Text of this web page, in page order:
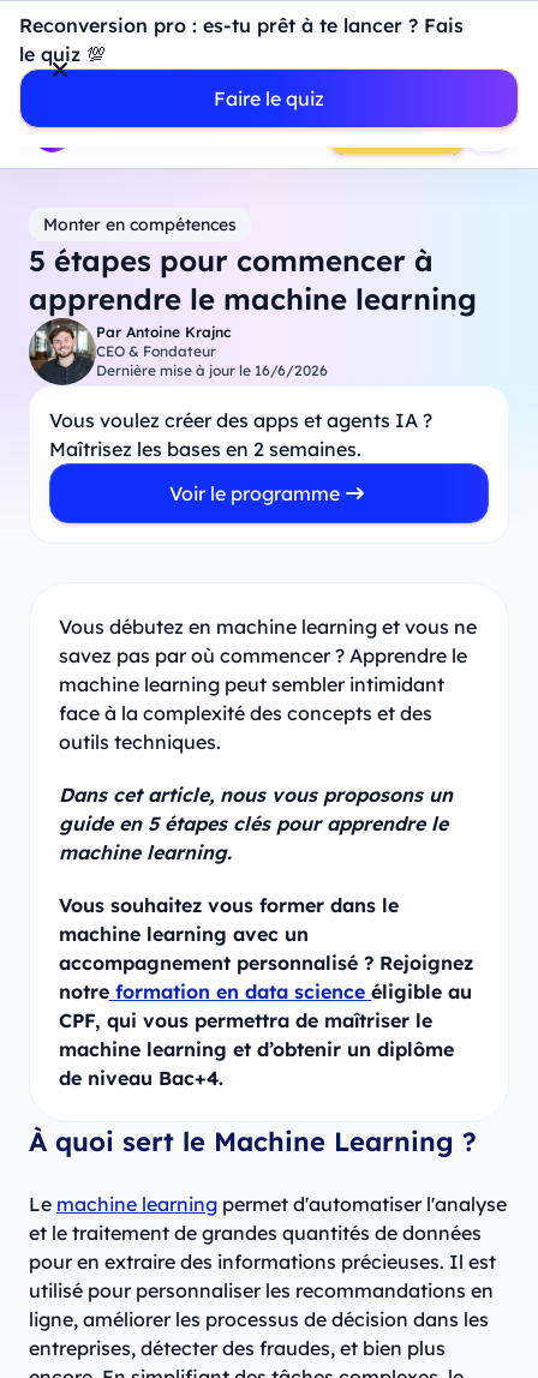
Introduction à Power BI : construisez votre premier
dashboard de A à Z
- Mardi 11 Août
18h00
Professionnels
Étudiants Parents Entreprises
Prendre RDV
Reconversion pro : es-tu prêt à te lancer ? Fais
le quiz 💯
Faire le quiz
Monter en compétences
5 étapes pour commencer à
apprendre le machine learning
Par Antoine Krajnc
CEO & Fondateur
Dernière mise à jour le 16/6/2026
Vous voulez créer des apps et agents IA ?
Maîtrisez les bases en 2 semaines.
Voir le programme
Vous débutez en machine learning et vous ne
savez pas par où commencer ? Apprendre le
machine learning peut sembler intimidant
face à la complexité des concepts et des
outils techniques.
Dans cet article, nous vous proposons un
guide en 5 étapes clés pour apprendre le
machine learning.
Vous souhaitez vous former dans le
machine learning avec un
accompagnement personnalisé ? Rejoignez
notre formation en data science éligible au
CPF, qui vous permettra de maîtriser le
machine learning et d’obtenir un diplôme
de niveau Bac+4.
À quoi sert le Machine Learning ?
Le machine learning permet d'automatiser l'analyse
et le traitement de grandes quantités de données
pour en extraire des informations précieuses. Il est
utilisé pour personnaliser les recommandations en
ligne, améliorer les processus de décision dans les
entreprises, détecter des fraudes, et bien plus